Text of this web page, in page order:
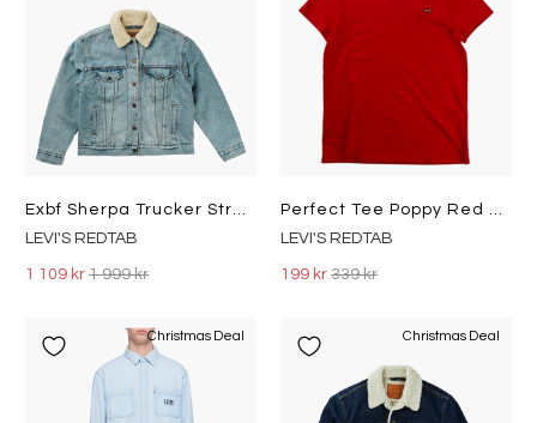
LEVI'S REDTAB
1 109 kr1 999 kr
LEVI'S REDTAB
199 kr 339 kr
Christmas Deal Christmas Deal